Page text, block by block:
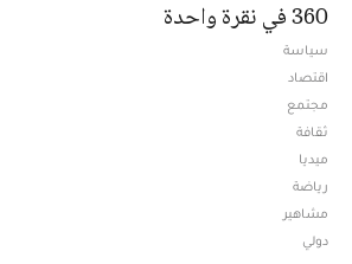
360 في نقرة واحدة
سياسة
اقتصاد
مجتمع
ثقافة
ميديا
رياضة
مشاهير
دولي